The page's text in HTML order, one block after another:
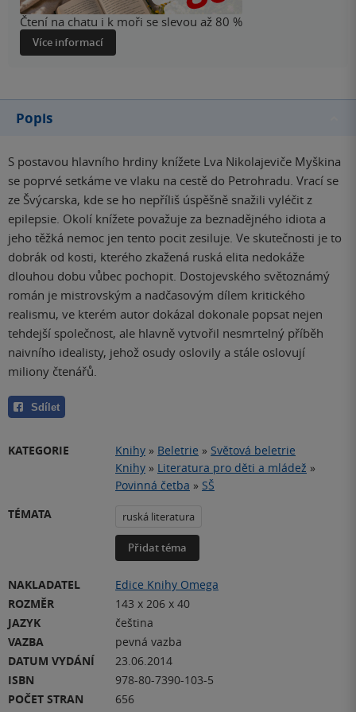
Čtení na chatu i k moři se slevou až 80 %
Více informací
Popis
S postavou hlavního hrdiny knížete Lva Nikolajeviče Myškina
se poprvé setkáme ve vlaku na cestě do Petrohradu. Vrací se
ze Švýcarska, kde se ho nepříliš úspěšně snažili vyléčit z
epilepsie. Okolí knížete považuje za beznadějného idiota a
jeho těžká nemoc jen tento pocit zesiluje. Ve skutečnosti je to
dobrák od kosti, kterého zkažená ruská elita nedokáže
dlouhou dobu vůbec pochopit. Dostojevského světoznámý
román je mistrovským a nadčasovým dílem kritického
realismu, ve kterém autor dokázal dokonale popsat nejen
tehdejší společnost, ale hlavně vytvořil nesmrtelný příběh
naivního idealisty, jehož osudy oslovily a stále oslovují
miliony čtenářů.
Sdílet
KATEGORIE Knihy » Beletrie » Světová beletrie
Knihy » Literatura pro děti a mládež »
Povinná četba » SŠ
TÉMATA
ruská literatura
Přidat téma
NAKLADATEL
Edice Knihy Omega
ROZMĚR
143 x 206 x 40
JAZYK
čeština
VAZBA
pevná vazba
DATUM VYDÁNÍ
23.06.2014
ISBN
978-80-7390-103-5
POČET STRAN
656